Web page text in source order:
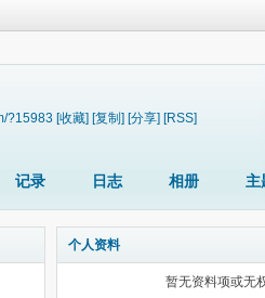
?15983 [收藏] [复制] [分享] [RSS]
记录 日志 相册 主
个人资料
暂无资料项或无